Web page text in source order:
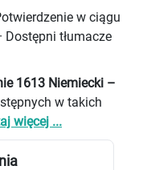
w ciągu
Dostępni tłumacze
1613 Niemiecki –
w takich
więcej ...